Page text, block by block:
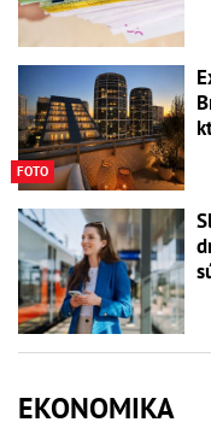
FOTO
EKONOMIKA